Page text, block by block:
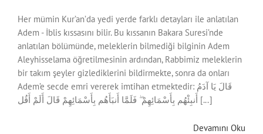
Her mümin Kur’an’da yedi yerde farklı detayları ile anlatılan
Adem - İblis kıssasını bilir. Bu kıssanın Bakara Suresi’nde
anlatılan bölümünde, meleklerin bilmediği bilginin Adem
Aleyhisselama öğretilmesinin ardından, Rabbimiz meleklerin
bir takım şeyler gizlediklerini bildirmekte, sonra da onları
Adem’e secde emri vererek imtihan etmektedir: قَالَ يَا آدَمُ
أَنبِئْهُم بِأَسْمَائِهِمْ ۖ فَلَمَّا أَنبَأَهُم بِأَسْمَائِهِمْ قَالَ أَلَمْ أَقُل [...]
Devamını Oku